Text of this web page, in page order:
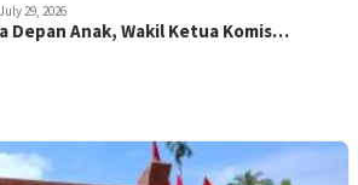
July 29, 2026
Depan Anak, Wakil Ketua Komis…